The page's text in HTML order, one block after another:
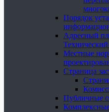
Порядок
Адресный
Местные
Страница
Публичные